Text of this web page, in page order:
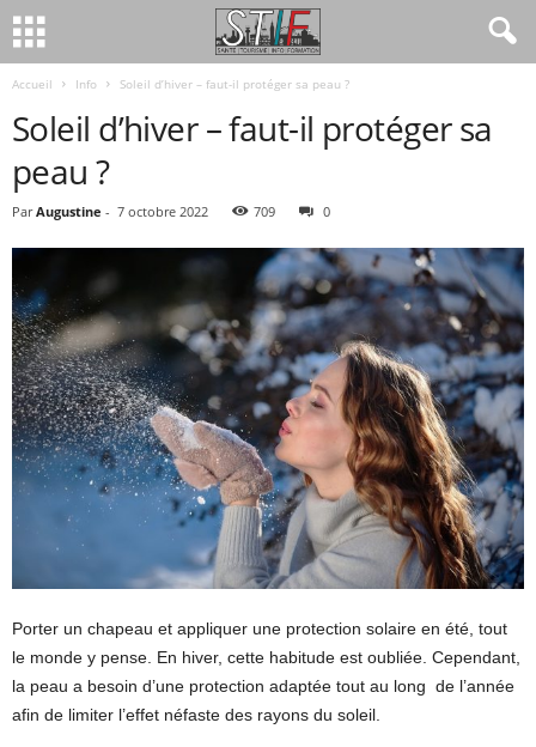
Accueil Info Soleil d’hiver – faut-il protéger sa peau ?
Soleil d’hiver – faut-il protéger sa
peau ?
Par Augustine - 7 octobre 2022 709 0
Porter un chapeau et appliquer une protection solaire en été, tout
le monde y pense. En hiver, cette habitude est oubliée. Cependant,
la peau a besoin d’une protection adaptée tout au long de l’année
afin de limiter l’effet néfaste des rayons du soleil.